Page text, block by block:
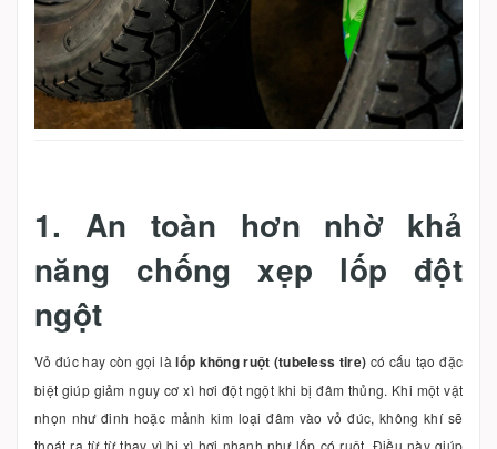
1. An toàn hơn nhờ khả
năng chống xẹp lốp đột
ngột
Vỏ đúc hay còn gọi làlốp không ruột (tubeless tire) có cấu tạo đặc
biệt giúp giảm nguy cơ xì hơi đột ngột khi bị đâm thủng. Khi một vật
nhọn như đinh hoặc mảnh kim loại đâm vào vỏ đúc, không khí sẽ
thoát ra từ từ thay vì bị xì hơi nhanh như lốp có ruột. Điều này giúp